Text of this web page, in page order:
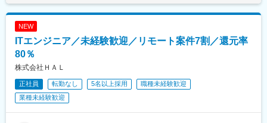
NEW
ITエンジニア／未経験歓迎／リモート案件7割／還元率
80％
株式会社ＨＡＬ
正社員 転勤なし 5名以上採用
職種未経験歓迎
業種未経験歓迎